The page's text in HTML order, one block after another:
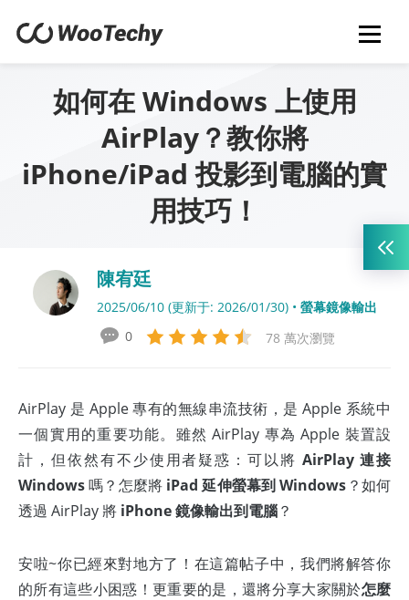
如何在 Windows 上使用
AirPlay？教你將
iPhone/iPad 投影到電腦​的實
用技巧！
陳宥廷
2025/06/10 (更新于: 2026/01/30) • 螢幕鏡像輸出
78 萬次瀏覽
0
AirPlay 是 Apple 專有的無線串流技術，是 Apple 系統中
一個實用的重要功能。雖然 AirPlay 專為 Apple 裝置設
計，但依然有不少使用者疑惑：可以將AirPlay 連接
Windows嗎？怎麼將 iPad 延伸螢幕到 Windows ？如何
透過 AirPlay 將 iPhone 鏡像輸出到電腦？
安啦~你已經來對地方了！在這篇帖子中，我們將解答你
的所有這些小困惑！更重要的是，還將分享大家關於怎麼